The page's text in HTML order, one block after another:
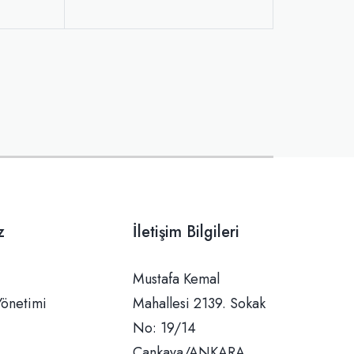
İletişim Bilgileri
Mustafa Kemal Mahallesi 2139. Sokak No: 19/14 Çankaya/ANKARA